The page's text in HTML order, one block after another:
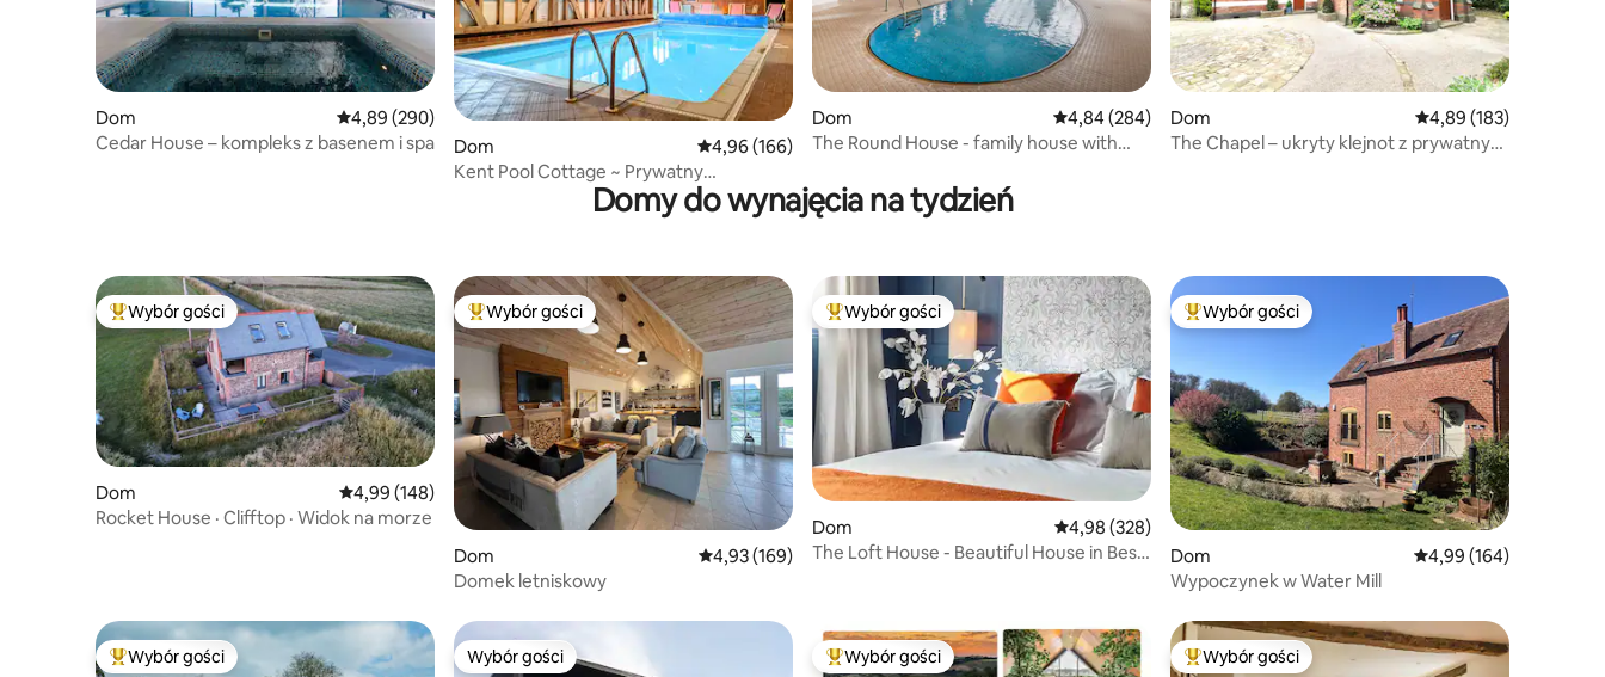
Dom Średnia ocena: 4,89 na 5, liczba recenzji: 290
4,89 (290)
Cedar House – kompleks z basenem i spa
Dom Średnia ocena: 4,96 na 5, liczba recenzji: 166
4,96 (166)
Kent Pool Cottage ~ Prywatny
podgrzewany basen kryty
Dom Średnia ocena: 4,84 na 5, liczba recenzji: 284
4,84 (284)
The Round House - family house with
Dom Średnia ocena: 4,89
4,89 (183)
The Chapel – ukryty klejnot z prywatnym
Domy do wynajęcia na tydzień
Najpopularniejsze z kategorii Wybór gości
Wybór gości
Dom Średnia ocena: 4,99 na 5, liczba recenzji: 148
4,99 (148)
Rocket House · Clifftop · Widok na morze
Najpopularniejsze z kategorii Wybór gości
Wybór gości
Dom Średnia ocena: 4,93 na 5, liczba recenzji: 169
4,93 (169)
Domek letniskowy
Najpopularniejsze z kategorii Wybór gości
Wybór gości
Dom Średnia ocena: 4,98 na 5, liczba recenzji: 328
4,98 (328)
The Loft House - Beautiful House in Best
Najpopularniejsze z kategorii Wybór gości
Wybór gości
Dom Średnia ocena: 4,99
4,99 (164)
Wypoczynek w Water Mill
Najpopularniejsze z kategorii Wybór gości
Wybór gości Wybór gości
Wybór gości Najpopularniejsze z kategorii Wybór gości
Wybór gości Najpopularniejsze z kategorii Wybór gości
Wybór gości